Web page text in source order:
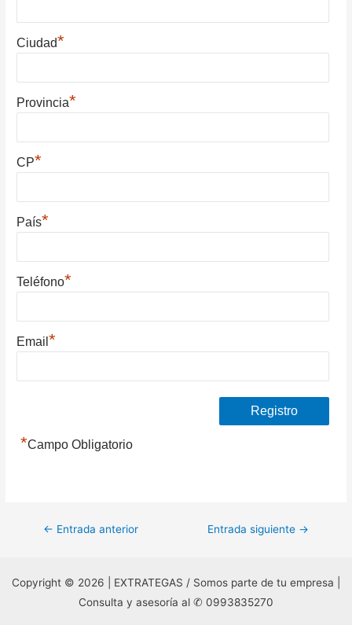
Ciudad*
Provincia*
CP*
País*
Teléfono*
Email*
*Campo Obligatorio
Navegación
entradas
← Entrada anterior Entrada siguiente →
Copyright © 2026 | EXTRATEGAS / Somos parte de tu empresa |
Consulta y asesoría al ✆ 0993835270